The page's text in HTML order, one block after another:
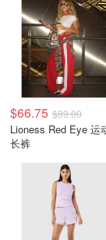
$66.75 $89.00
Lioness Red Eye 运
长裤